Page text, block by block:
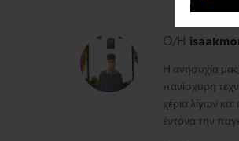
Ο/Η
Η ανησυχία μας
πανίσχυρη
χέρια λίγων
έντονα την